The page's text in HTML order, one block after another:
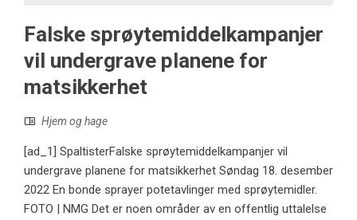
Falske sprøytemiddelkampanjer
vil undergrave planene for
matsikkerhet
Hjem og hage
[ad_1] SpaltisterFalske sprøytemiddelkampanjer vil
undergrave planene for matsikkerhet Søndag 18. desember
2022 En bonde sprayer potetavlinger med sprøytemidler.
FOTO | NMG Det er noen områder av en offentlig uttalelse